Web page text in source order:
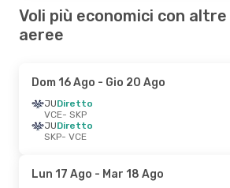
Voli più economici con
aeree
Dom 16 Ago - Gio 20 Ago
JUDiretto
VCE- SKP
JUDiretto
SKP- VCE
Lun 17 Ago - Mar 18 Ago